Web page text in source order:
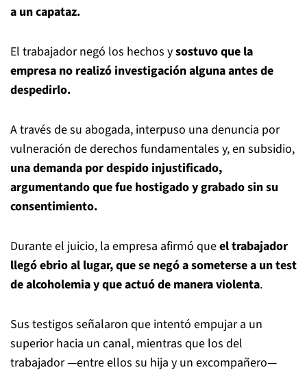
a un capataz.
El trabajador negó los hechos ysostuvo que la
empresa no realizó investigación alguna antes de
despedirlo.
A través de su abogada, interpuso una denuncia por
vulneración de derechos fundamentales y, en subsidio,
una demanda por despido injustificado,
argumentando que fue hostigado y grabado sin su
consentimiento.
Durante el juicio, la empresa afirmó queel trabajador
llegó ebrio al lugar, que se negó a someterse a un test
de alcoholemia y que actuó de manera violenta.
Sus testigos señalaron que intentó empujar a un
superior hacia un canal, mientras que los del
trabajador —entre ellos su hija y un excompañero—